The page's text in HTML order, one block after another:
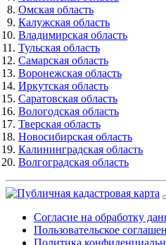
Омская область
Калужская область
Владимирская область
Тульская область
Самарская область
Воронежская область
Иркутская область
Саратовская область
Вологодская область
Тверская область
Новосибирская область
Калининградская область
Волгоградская область
Согласие на обработку
Пользовательское
Политика